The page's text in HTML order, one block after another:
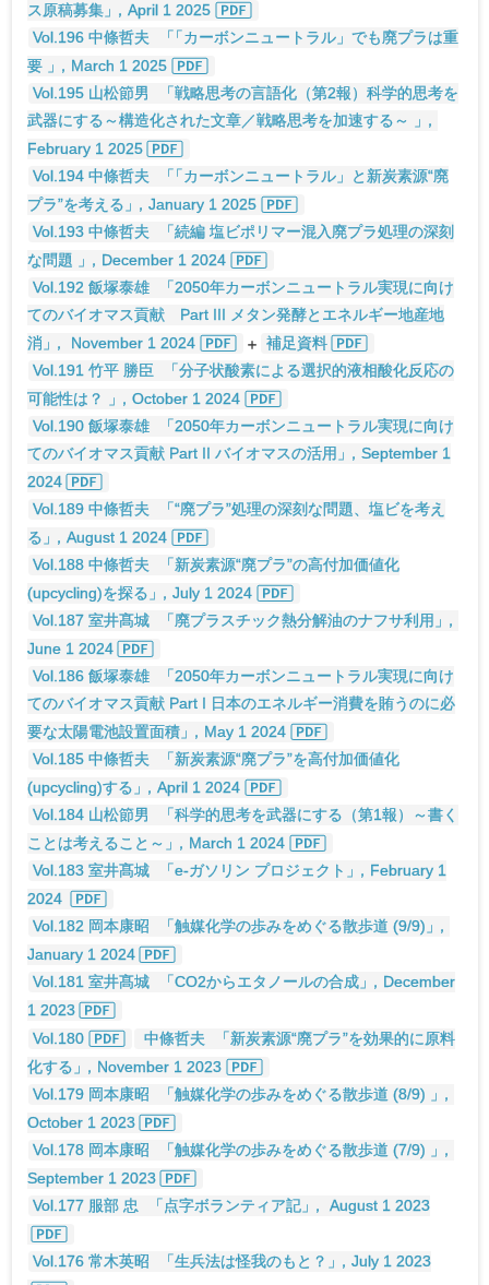
ス原稿募集」 ，April 1 2025
Vol.196 中條哲夫
「「カーボンニュートラル」でも廃プラは重
要 」 ，March 1 2025
Vol.195 山松節男
「戦略思考の言語化（第2報）科学的思考を
武器にする～構造化された文章／戦略思考を加速する～
」 ，
February 1 2025
Vol.194 中條哲夫
「「カーボンニュートラル」と新炭素源“廃
プラ”を考える 」 ，January 1 2025
Vol.193 中條哲夫
「続編 塩ビポリマー混入廃プラ処理の深刻
な問題
」 ，December 1 2024
Vol.192 飯塚泰雄
「2050年カーボンニュートラル実現に向け
てのバイオマス貢献 Part III メタン発酵とエネルギー地産地
消 」 ， November 1 2024 ＋ 補足資料
Vol.191 竹平 勝臣
「分子状酸素による選択的液相酸化反応の
可能性は？
」 ，October 1 2024
Vol.190 飯塚泰雄
「2050年カーボンニュートラル実現に向け
てのバイオマス貢献 Part II バイオマスの活用 」 ，September 1
2024
Vol.189 中條哲夫
「“廃プラ”処理の深刻な問題、塩ビを考え
る 」 ，August 1 2024
Vol.188 中條哲夫
「新炭素源“廃プラ”の高付加価値化
(upcycling)を探る 」 ，July 1 2024
Vol.187 室井髙城
「廃プラスチック熱分解油のナフサ利用 」 ，
June 1 2024
Vol.186 飯塚泰雄
「2050年カーボンニュートラル実現に向け
てのバイオマス貢献 Part I 日本のエネルギー消費を賄うのに必
要な太陽電池設置面積」 ，May 1 2024
Vol.185 中條哲夫
「新炭素源“廃プラ”を高付加価値化
(upcycling)する 」 ，April 1 2024
Vol.184 山松節男
「科学的思考を武器にする（第1報）～書く
ことは考えること～ 」 ，March 1 2024
Vol.183 室井髙城
「e-ガソリン プロジェクト 」 ，February 1
2024
Vol.182 岡本康昭
「触媒化学の歩みをめぐる散歩道 (9/9) 」 ，
January 1 2024
Vol.181 室井髙城
「CO2からエタノールの合成」 ，December
1 2023
Vol.180
中條哲夫
「新炭素源“廃プラ”を効果的に原料
化する 」 ，November 1 2023
Vol.179 岡本康昭
「触媒化学の歩みをめぐる散歩道 (8/9) 」 ，
October 1 2023
Vol.178 岡本康昭
「触媒化学の歩みをめぐる散歩道 (7/9) 」 ，
September 1 2023
Vol.177 服部 忠
「点字ボランティア記」 ， August 1 2023
Vol.176 常木英昭 「生兵法は怪我のもと？ 」 ，July 1 2023